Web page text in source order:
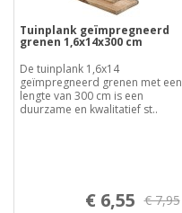
Tuinplank geïmpregneerd
grenen 1,6x14x300 cm
De tuinplank 1,6x14
geïmpregneerd grenen met een
lengte van 300 cm is een
duurzame en kwalitatief st..
€ 6,55 € 7,95